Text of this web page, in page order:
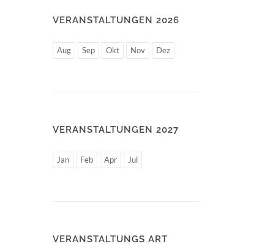
VERANSTALTUNGEN 2026
Aug Sep Okt Nov Dez
VERANSTALTUNGEN 2027
Jan Feb Apr Jul
VERANSTALTUNGS ART